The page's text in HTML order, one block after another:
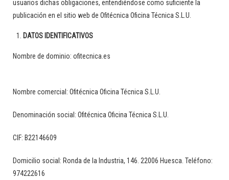
usuarios dichas obligaciones, entendiéndose como suficiente la
publicación en el sitio web de Ofitécnica Oficina Técnica S.L.U.
DATOS IDENTIFICATIVOS
Nombre de dominio: ofitecnica.es
Nombre comercial: Ofitécnica Oficina Técnica S.L.U.
Denominación social: Ofitécnica Oficina Técnica S.L.U.
CIF: B22146609
Domicilio social: Ronda de la Industria, 146. 22006 Huesca. Teléfono:
974222616